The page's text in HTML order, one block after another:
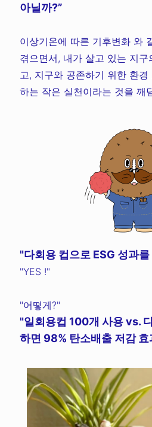
아닐까?”
이상기온에 따른 기후변화 와
겪으면서, 내가 살고 있는 지
고, 지구와 공존하기 위한 환
하는 작은 실천이라는 것을 깨
"다회용 컵으로 ESG 성과
"YES !"
"어떻게?"
"일회용컵 100개 사용 vs.
하면 98% 탄소배출 저감